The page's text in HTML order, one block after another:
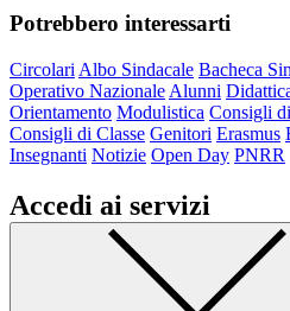
Potrebbero interessarti
Circolari Albo Sindacale Bacheca
Operativo Nazionale Alunni
Orientamento Modulistica Consigli
Consigli di Classe Genitori Erasmus
Insegnanti Notizie Open Day PNRR
Accedi ai servizi